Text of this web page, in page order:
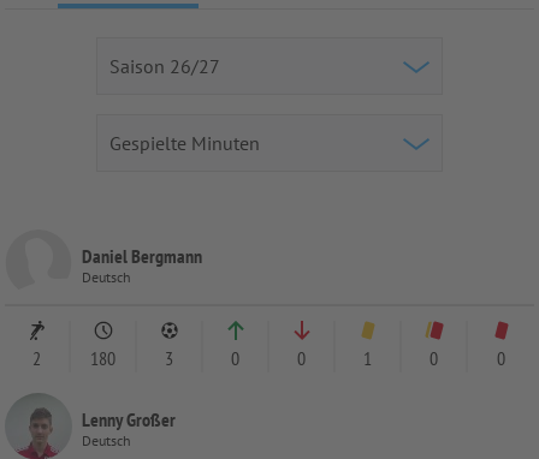
Daniel Bergmann
Deutsch
2 180 3 0 0 1 0 0
Lenny Großer
Deutsch